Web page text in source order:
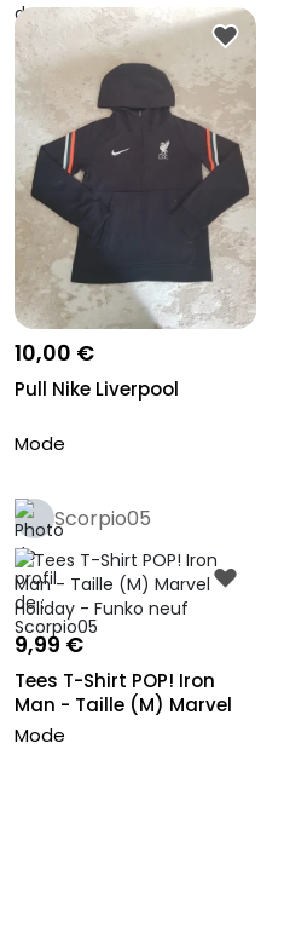
10,00 €
Pull Nike Liverpool
Mode
Scorpio05
9,99 €
Tees T-Shirt POP! Iron
Man - Taille (M) Marvel
Hol...
Mode